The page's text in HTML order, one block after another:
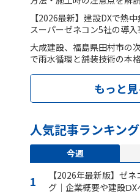
【2026最新】建設DXで熱
スーパーゼネコン5社の導
大成建設、福島県田村市の
で雨水循環と舗装技術の本
もっと
人気記事ランキング
今週
【2026年最新版】ゼ
グ｜企業概要や建設ⅮX